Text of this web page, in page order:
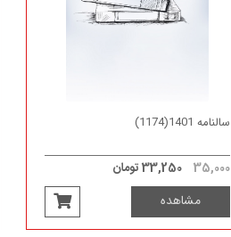
سالنامه 1401(1174)
35,000 33,250 تومان
مشاهده